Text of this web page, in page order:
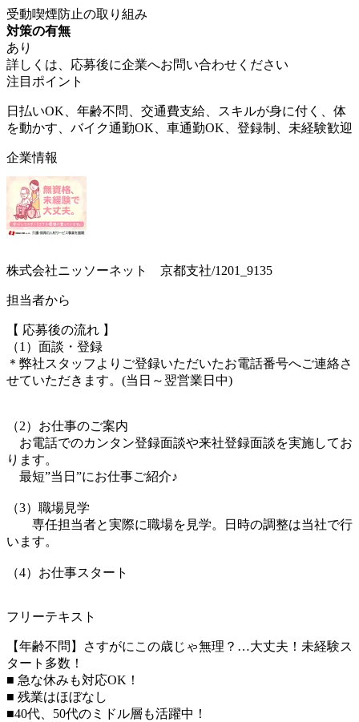
受動喫煙防止の取り組み
対策の有無
あり
詳しくは、応募後に企業へお問い合わせください
注目ポイント
日払いOK、年齢不問、交通費支給、スキルが身に付く、体
を動かす、バイク通勤OK、車通勤OK、登録制、未経験歓迎
企業情報
株式会社ニッソーネット 京都支社/1201_9135
担当者から
【 応募後の流れ 】
（1）面談・登録
＊弊社スタッフよりご登録いただいたお電話番号へご連絡さ
せていただきます。(当日～翌営業日中)
（2）お仕事のご案内
お電話でのカンタン登録面談や来社登録面談を実施してお
ります。
最短”当日”にお仕事ご紹介♪
（3）職場見学
専任担当者と実際に職場を見学。日時の調整は当社で行
います。
（4）お仕事スタート
フリーテキスト
【年齢不問】さすがにこの歳じゃ無理？…大丈夫！未経験ス
タート多数！
■ 急な休みも対応OK！
■ 残業はほぼなし
■40代、50代のミドル層も活躍中！